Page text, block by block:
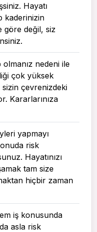
Hayatı
kaderinizin
göre değil, siz
nedeni ile
çok yüksek
çevrenizdeki
Kararlarınıza
yapmayı
risk
Hayatınızı
tam size
hiçbir zaman
iş konusunda
asla risk